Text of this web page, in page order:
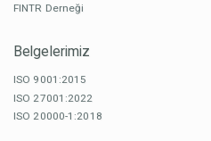
FINTR Derneği
Belgelerimiz
ISO 9001:2015
ISO 27001:2022
ISO 20000-1:2018